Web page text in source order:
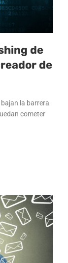
de
de
la barrera
cometer